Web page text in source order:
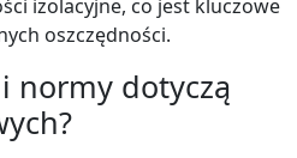
izolacyjne, co jest kluczowe
oszczędności.
normy dotyczą